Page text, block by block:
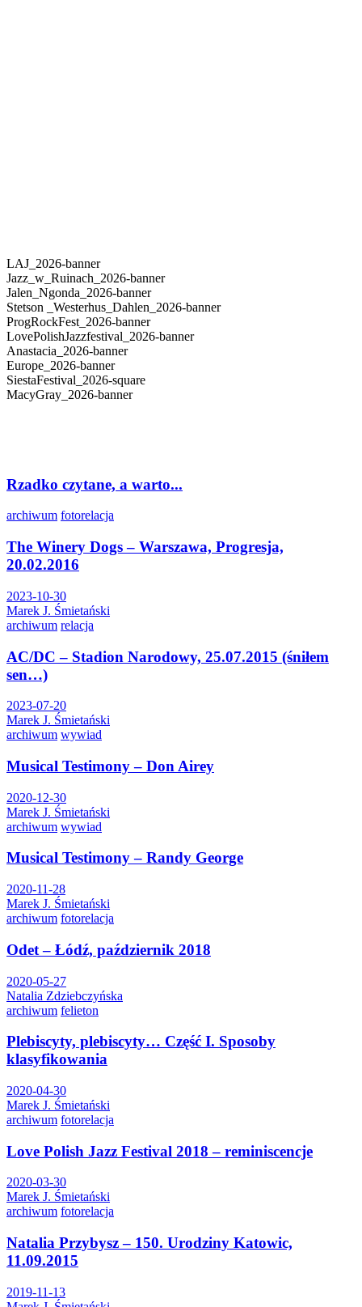
LAJ_2026-banner
Jazz_w_Ruinach_2026-banner
Jalen_Ngonda_2026-banner
Stetson _Westerhus_Dahlen_2026-banner
ProgRockFest_2026-banner
LovePolishJazzfestival_2026-banner
Anastacia_2026-banner
Europe_2026-banner
SiestaFestival_2026-square
MacyGray_2026-banner
Rzadko czytane, a warto...
archiwum fotorelacja
The Winery Dogs – Warszawa, Progresja,
20.02.2016
2023-10-30
Marek J. Śmietański
archiwum relacja
AC/DC – Stadion Narodowy, 25.07.2015 (śniłem
sen…)
2023-07-20
Marek J. Śmietański
archiwum wywiad
Musical Testimony – Don Airey
2020-12-30
Marek J. Śmietański
archiwum wywiad
Musical Testimony – Randy George
2020-11-28
Marek J. Śmietański
archiwum fotorelacja
Odet – Łódź, październik 2018
2020-05-27
Natalia Zdziebczyńska
archiwum felieton
Plebiscyty, plebiscyty… Część I. Sposoby
klasyfikowania
2020-04-30
Marek J. Śmietański
archiwum fotorelacja
Love Polish Jazz Festival 2018 – reminiscencje
2020-03-30
Marek J. Śmietański
archiwum fotorelacja
Natalia Przybysz – 150. Urodziny Katowic,
11.09.2015
2019-11-13